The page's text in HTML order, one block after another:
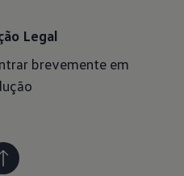
Legal
brevemente em